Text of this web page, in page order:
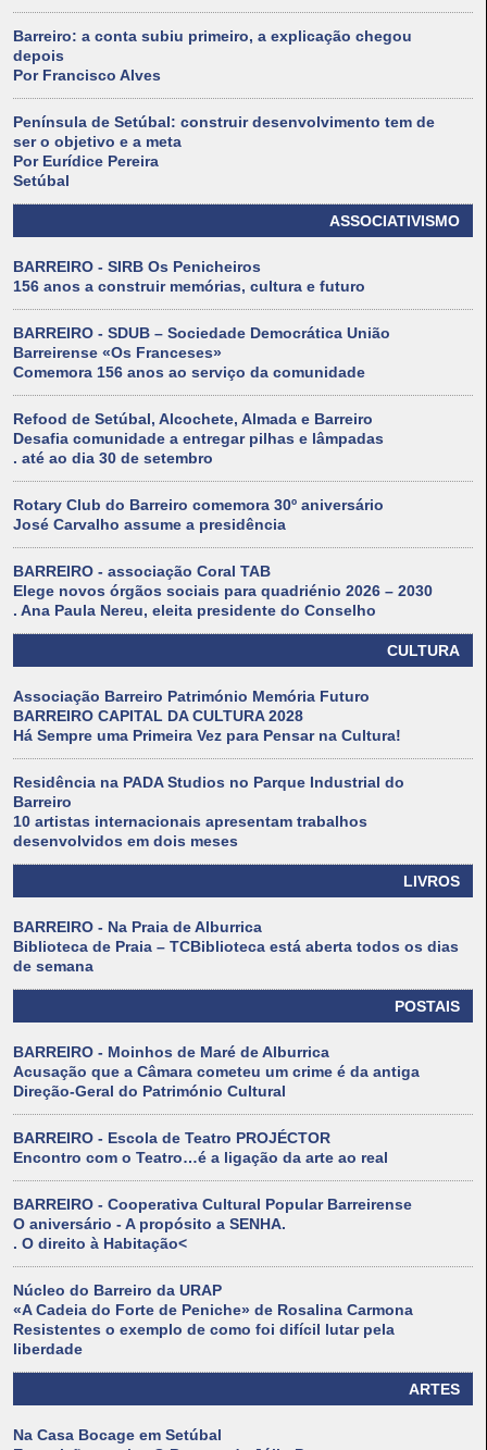
Barreiro: a conta subiu primeiro, a explicação chegou
depois
Por Francisco Alves
Península de Setúbal: construir desenvolvimento tem de
ser o objetivo e a meta
Por Eurídice Pereira
Setúbal
ASSOCIATIVISMO
BARREIRO - SIRB Os Penicheiros
156 anos a construir memórias, cultura e futuro
BARREIRO - SDUB – Sociedade Democrática União
Barreirense «Os Franceses»
Comemora 156 anos ao serviço da comunidade
Refood de Setúbal, Alcochete, Almada e Barreiro
Desafia comunidade a entregar pilhas e lâmpadas
. até ao dia 30 de setembro
Rotary Club do Barreiro comemora 30º aniversário
José Carvalho assume a presidência
BARREIRO - associação Coral TAB
Elege novos órgãos sociais para quadriénio 2026 – 2030
. Ana Paula Nereu, eleita presidente do Conselho
CULTURA
Associação Barreiro Património Memória Futuro
BARREIRO CAPITAL DA CULTURA 2028
Há Sempre uma Primeira Vez para Pensar na Cultura!
Residência na PADA Studios no Parque Industrial do
Barreiro
10 artistas internacionais apresentam trabalhos
desenvolvidos em dois meses
LIVROS
BARREIRO - Na Praia de Alburrica
Biblioteca de Praia – TCBiblioteca está aberta todos os dias
de semana
POSTAIS
BARREIRO - Moinhos de Maré de Alburrica
Acusação que a Câmara cometeu um crime é da antiga
Direção-Geral do Património Cultural
BARREIRO - Escola de Teatro PROJÉCTOR
Encontro com o Teatro…é a ligação da arte ao real
BARREIRO - Cooperativa Cultural Popular Barreirense
O aniversário - A propósito a SENHA.
. O direito à Habitação<
Núcleo do Barreiro da URAP
«A Cadeia do Forte de Peniche» de Rosalina Carmona
Resistentes o exemplo de como foi difícil lutar pela
liberdade
ARTES
Na Casa Bocage em Setúbal